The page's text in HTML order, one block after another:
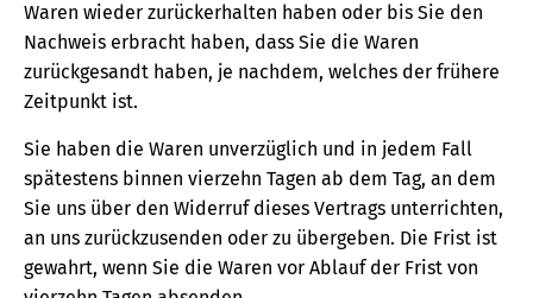
Waren wieder zurückerhalten haben oder bis Sie den
Nachweis erbracht haben, dass Sie die Waren
zurückgesandt haben, je nachdem, welches der frühere
Zeitpunkt ist.
Sie haben die Waren unverzüglich und in jedem Fall
spätestens binnen vierzehn Tagen ab dem Tag, an dem
Sie uns über den Widerruf dieses Vertrags unterrichten,
an uns zurückzusenden oder zu übergeben. Die Frist ist
gewahrt, wenn Sie die Waren vor Ablauf der Frist von